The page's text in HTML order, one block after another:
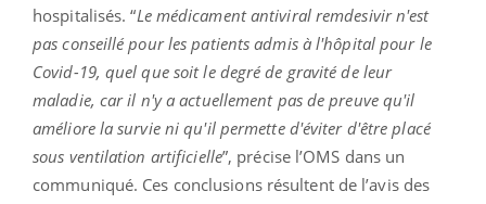
hospitalisés. “Le médicament antiviral remdesivir n'est
pas conseillé pour les patients admis à l'hôpital pour le
Covid-19, quel que soit le degré de gravité de leur
maladie, car il n'y a actuellement pas de preuve qu'il
améliore la survie ni qu'il permette d'éviter d'être placé
sous ventilation artificielle”, précise l’OMS dans un
communiqué. Ces conclusions résultent de l’avis des